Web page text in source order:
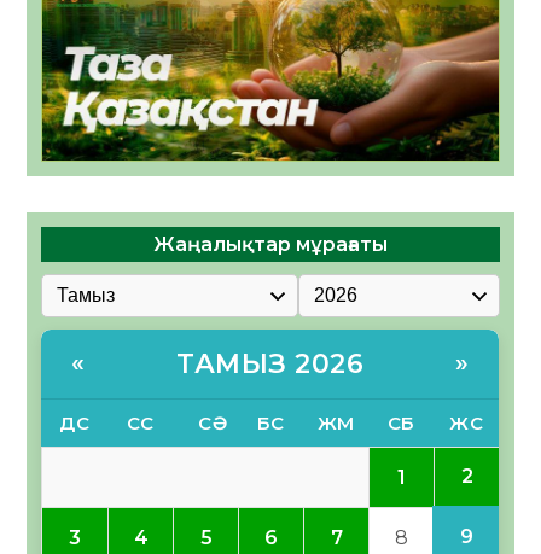
Жаңалықтар мұрағаты
« ТАМЫЗ 2026 »
ДС СС СӘ БС ЖМ СБ ЖС
1 2
3 4 5 6 7 8 9